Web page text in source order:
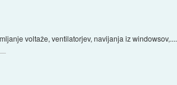
voltaže, ventilatorjev, navijanja iz windowsov,....